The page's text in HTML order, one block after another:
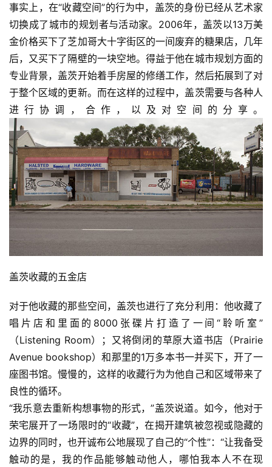
事实上，在“收藏空间”的行为中，盖茨的身份已经从艺术家
切换成了城市的规划者与活动家。2006年，盖茨以13万美
金价格买下了芝加哥大十字街区的一间废弃的糖果店，几年
后，又买下了隔壁的一块空地。得益于他在城市规划方面的
专业背景，盖茨开始着手房屋的修缮工作，然后拓展到了对
于整个区域的更新。而在这样的过程中，盖茨需要与各种人
进行协调，合作，以及对空间的分享。
盖茨收藏的五金店
对于他收藏的那些空间，盖茨也进行了充分利用：他收藏了
唱片店和里面的8000张碟片打造了一间“聆听室”
（Listening Room）；又将倒闭的草原大道书店（Prairie
Avenue bookshop）和那里的1万多本书一并买下，开了一
座图书馆。慢慢的，这样的收藏行为为他自己和区域带来了
良性的循环。
“我乐意去重新构想事物的形式，”盖茨说道。如今，他对于
荣宅展开了一场限时的“收藏”，在揭开建筑被忽视或隐藏的
边界的同时，也开诚布公地展现了自己的“个性”：“让我备受
触动的是，我的作品能够触动他人，哪怕我本人不在现